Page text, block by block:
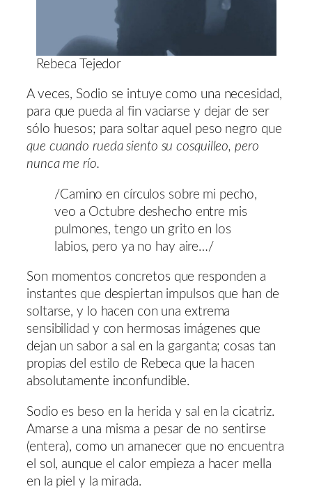
Rebeca Tejedor
A veces, Sodio se intuye como una necesidad,
para que pueda al fin vaciarse y dejar de ser
sólo huesos; para soltar aquel peso negro que
que cuando rueda siento su cosquilleo, pero
nunca me río.
/Camino en círculos sobre mi pecho,
veo a Octubre deshecho entre mis
pulmones, tengo un grito en los
labios, pero ya no hay aire…/
Son momentos concretos que responden a
instantes que despiertan impulsos que han de
soltarse, y lo hacen con una extrema
sensibilidad y con hermosas imágenes que
dejan un sabor a sal en la garganta; cosas tan
propias del estilo de Rebeca que la hacen
absolutamente inconfundible.
Sodio es beso en la herida y sal en la cicatriz.
Amarse a una misma a pesar de no sentirse
(entera), como un amanecer que no encuentra
el sol, aunque el calor empieza a hacer mella
en la piel y la mirada.